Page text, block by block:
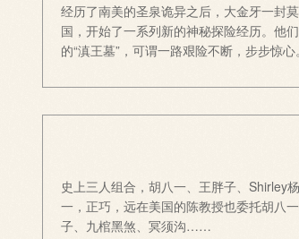
经历了南美的圣泉诡异之后，大金牙一封
国，开始了一系列新的神秘探险经历。他
的“滇王墓”，可谓一路艰险不断，步步惊心。
史上三人组合，胡八一、王胖子、Shirley
一，正巧，远在美国的陈教授也委托胡八
子、九棺黑煞、冥须沟……